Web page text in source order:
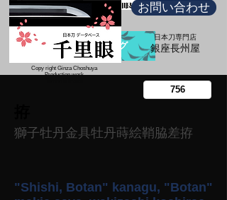
ブログ
お問い合わせ
日本刀専門店
​銀座長州屋
Copy right Ginza Choshuya
Production work
獅子牡丹金具牡丹蒔絵鞘脇差拵
"Shishi, Botan" kanagu, "Botan"